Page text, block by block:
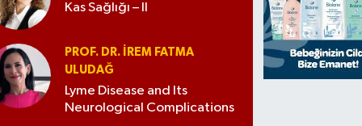
Kas Sağlığı – II
PROF. DR. İREM FATMA
ULUDAĞ
Lyme Disease and Its
Neurological Complications